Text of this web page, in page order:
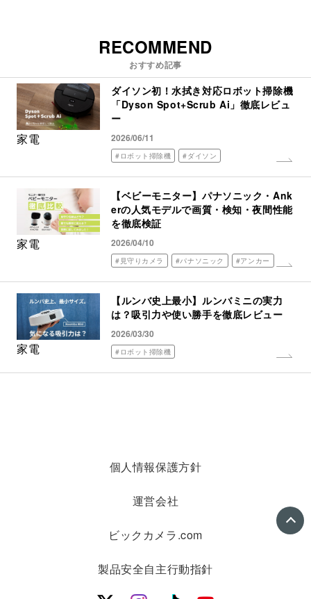
RECOMMEND
おすすめ記事
家電
ダイソン初！水拭き対応ロボット掃除機
「Dyson Spot+Scrub Ai」徹底レビュ
ー
2026/06/11
#ロボット掃除機 #ダイソン
家電
【ベビーモニター】パナソニック・Ank
erの人気モデルで画質・検知・夜間性能
を徹底検証
2026/04/10
#見守りカメラ #パナソニック #アンカー
家電
【ルンバ史上最小】ルンバミニの実力
は？吸引力や使い勝手を徹底レビュー
2026/03/30
#ロボット掃除機
個人情報保護方針
運営会社
ビックカメラ.com
製品安全自主行動指針